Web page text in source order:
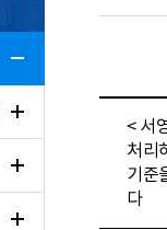
< 서
처리
기준
다